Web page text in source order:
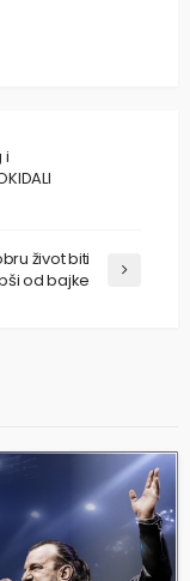
i
život biti
od bajke